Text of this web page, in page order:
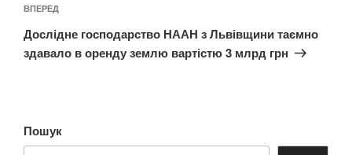
Наступний
запис
ВПЕРЕД
Дослідне господарство НААН з Львівщини таємно
здавало в оренду землю вартістю 3 млрд грн
Пошук